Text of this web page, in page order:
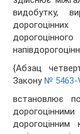
видобутку,
{Абзац
Закону № 5463-
встановлює
дорогоцінним